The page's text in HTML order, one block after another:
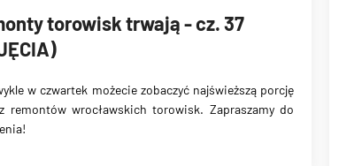
torowisk trwają - cz. 37
w czwartek możecie zobaczyć najświeższą porcję
remontów wrocławskich torowisk. Zapraszamy do